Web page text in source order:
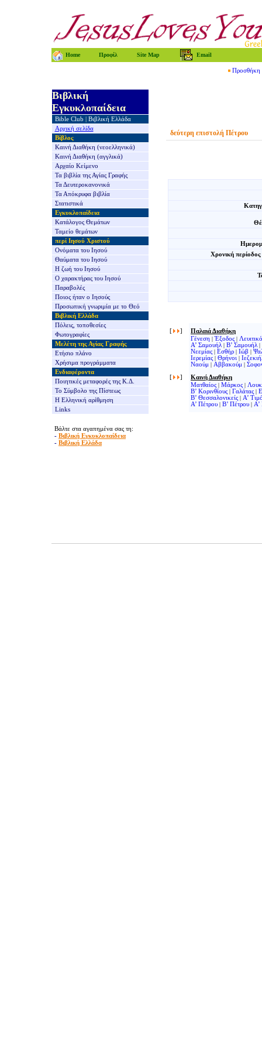
Home Προφίλ Site Map Email
Προσθήκη
Βιβλική
Εγκυκλοπαίδεια
Bible Club
Βιβλική Ελλάδα
Αρχική σελίδα
Βίβλος
Καινή Διαθήκη (νεοελληνικά)
Καινή Διαθήκη (αγγλικά)
Αρχαίο Κείμενο
Τα βιβλία τηςΑγίας Γραφής
Τα Δευτεροκανονικά
Τα Απόκρυφα βιβλία
Στατιστικά
Εγκυκλοπαίδεια
Κατάλογος Θεμάτων
Ταμείο θεμάτων
περί Ιησού Χριστού
Ονόματα του Ιησού
Θαύματα του Ιησού
Η ζωή του Ιησού
Ο χαρακτήρας του Ιησού
Παραβολές
Ποιος ήταν ο Ιησούς
Προσωπική γνωριμία με το Θεό
Βιβλική Ελλάδα
Πόλεις, τοποθεσίες
Φωτογραφίες
Μελέτη της Αγίας Γραφής
Ετήσιο πλάνο
Χρήσιμα προγράμματα
Ενδιαφέροντα
Ποιητικές μεταφορές της Κ.Δ.
Το Σύμβολο της Πίστεως
Η Ελληνική αρίθμηση
Links
Βάλτε στα αγαπημένα σας τη:
- Βιβλική Εγκυκλοπαίδεια
- Βιβλική Ελλάδα
δεύτερη επιστολή Πέτρου
Χρονική
[ ]
Παλαιά Διαθήκη
Γένεση |Έξοδος | Λευιτικό
Α’ Σαμουήλ | Β’ Σαμουήλ |
Νεεμίας | Εσθήρ | Ιώβ |
Ιερεμίας | Θρήνοι |
Ναούμ | Αββακούμ |
[
]
Καινή Διαθήκη
Ματθαίος | Μάρκος |
Β’ Κορινθίους | Γαλάτας |
Β’ Θεσσαλονικείς | Α’
Α’ Πέτρου | Β’ Πέτρου | Α’